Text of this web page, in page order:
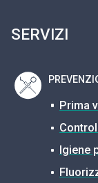
SERVIZI
Prima
Igiene